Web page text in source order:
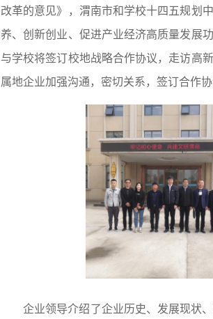
改革的意见》，渭南市和学校十四五规划
养、创新创业、促进产业经济高质量发展
与学校将签订校地战略合作协议，走访高
属地企业加强沟通，密切关系，签订合作
企业领导介绍了企业历史、发展现状